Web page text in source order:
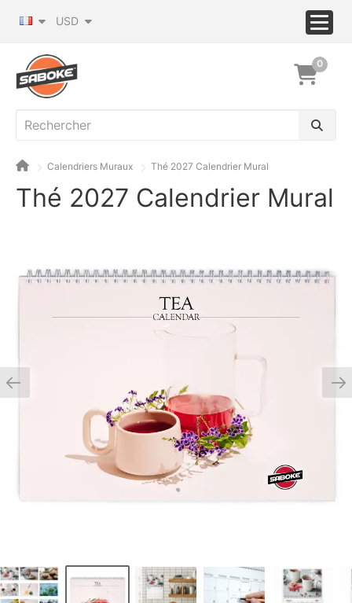
USD
0
Calendriers Muraux Thé 2027 Calendrier Mural
Thé 2027 Calendrier Mural